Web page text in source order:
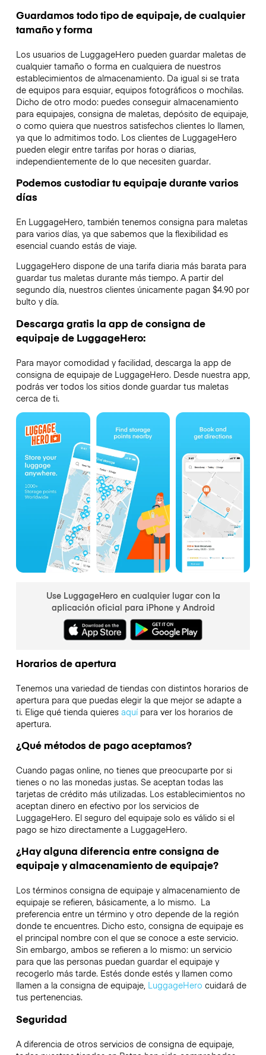
Guardamos todo tipo de equipaje, de cualquier
tamaño y forma
Los usuarios de LuggageHero pueden guardar maletas de
cualquier tamaño o forma en cualquiera de nuestros
establecimientos de almacenamiento. Da igual si se trata
de equipos para esquiar, equipos fotográficos o mochilas.
Dicho de otro modo: puedes conseguir almacenamiento
para equipajes, consigna de maletas, depósito de equipaje,
o como quiera que nuestros satisfechos clientes lo llamen,
ya que lo admitimos todo. Los clientes de LuggageHero
pueden elegir entre tarifas por horas o diarias,
independientemente de lo que necesiten guardar.
Podemos custodiar tu equipaje durante varios
días
En LuggageHero, también tenemos consigna para maletas
para varios días, ya que sabemos que la flexibilidad es
esencial cuando estás de viaje.
LuggageHero dispone de una tarifa diaria más barata para
guardar tus maletas durante más tiempo. A partir del
segundo día, nuestros clientes únicamente pagan $4.90 por
bulto y día.
Descarga gratis la app de consigna de
equipaje de LuggageHero:
Para mayor comodidad y facilidad, descarga la app de
consigna de equipaje de LuggageHero. Desde nuestra app,
podrás ver todos los sitios donde guardar tus maletas
cerca de ti.
Use LuggageHero en cualquier lugar con la
aplicación oficial para iPhone y Android
Horarios de apertura
Tenemos una variedad de tiendas con distintos horarios de
apertura para que puedas elegir la que mejor se adapte a
ti. Elige qué tienda quieres aquípara ver los horarios de
apertura.
¿Qué métodos de pago aceptamos?
Cuando pagas online, no tienes que preocuparte por si
tienes o no las monedas justas. Se aceptan todas las
tarjetas de crédito más utilizadas. Los establecimientos no
aceptan dinero en efectivo por los servicios de
LuggageHero. El seguro del equipaje solo es válido si el
pago se hizo directamente a LuggageHero.
¿Hay alguna diferencia entre consigna de
equipaje y almacenamiento de equipaje?
Los términos consigna de equipaje y almacenamiento de
equipaje se refieren, básicamente, a lo mismo. La
preferencia entre un término y otro depende de la región
donde te encuentres. Dicho esto, consigna de equipaje es
el principal nombre con el que se conoce a este servicio.
Sin embargo, ambos se refieren a lo mismo: un servicio
para que las personas puedan guardar el equipaje y
recogerlo más tarde. Estés donde estés y llamen como
llamen a la consigna de equipaje,LuggageHero cuidará de
tus pertenencias.
Seguridad
A diferencia de otros servicios de consigna de equipaje,